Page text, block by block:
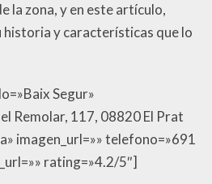
la zona, y en este artículo,
y características que lo
Segur»
Remolar, 117, 08820 El Prat
imagen_url=»» telefono=»691
rating=»4.2/5″]